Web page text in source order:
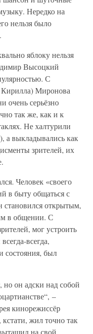
Нередко на
нельзя было
яблоку нельзя
Высоцкий
С
Миронова
очень серьёзно
так же, как и к
Не халтурили
а выкладывались как
зрителей, их
Человек «своего
в быту общаться с
становился открытым,
в общении. С
мог устроить
всегда,
состояния, был
он адски над собой
–
кинорежиссёр
жил точно так
на свой